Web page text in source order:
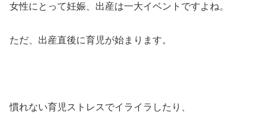
女性にとって妊娠、出産は一大イベントですよね。
ただ、出産直後に育児が始まります。
慣れない育児ストレスでイライラしたり、